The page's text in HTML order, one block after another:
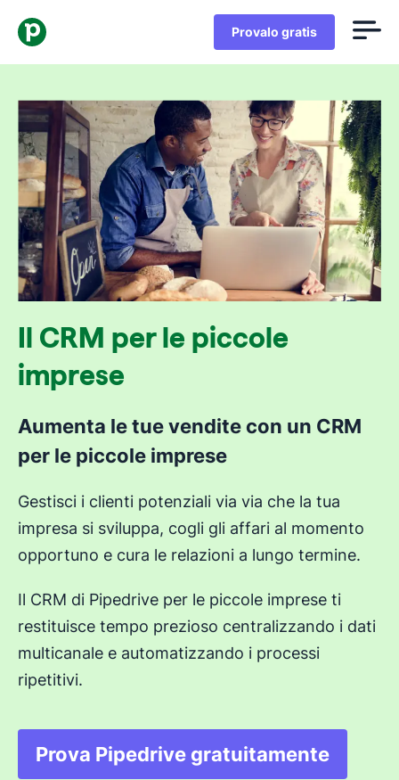
Provalo gratis
Il CRM per le piccole
imprese
Aumenta le tue vendite con un CRM
per le piccole imprese
Gestisci i clienti potenziali via via che la tua
impresa si sviluppa, cogli gli affari al momento
opportuno e cura le relazioni a lungo termine.
Il CRM di Pipedrive per le piccole imprese ti
restituisce tempo prezioso centralizzando i dati
multicanale e automatizzando i processi
ripetitivi.
Prova Pipedrive gratuitamente
Si apre in una nuova